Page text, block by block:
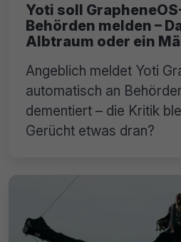
Yoti soll
Behörden melden –
Albtraum oder ein
Angeblich meldet Yoti
automatisch an
dementiert – die Kritik
Gerücht etwas dran?